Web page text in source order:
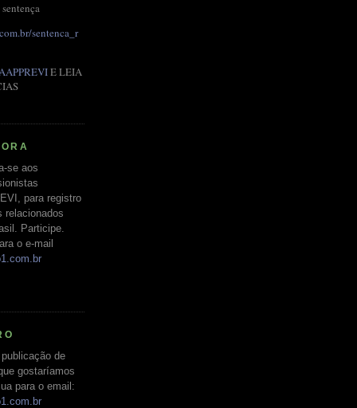
sentenca_r
AAPPREVIE LEIA
se aos
para registro
relacionados
Participe.
o e-mail
de
gostaríamos
para o email: